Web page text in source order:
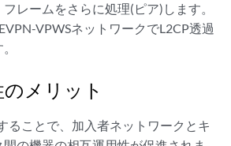
レームをさらに処理(ピア)します。
VPWSネットワークでL2CP透過
メリット
ることで、加入者ネットワークとキ